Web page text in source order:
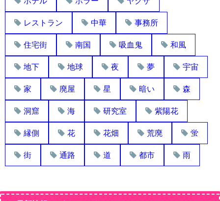
レストラン 中華 事務所
住宅街 南国 吸血鬼 和風
地下 地球 夜 夢 宇宙
家 廃屋 星 暗い 森
洞窟 海 研究室 紫陽花
縁側 花 花畑 荒廃 蛍
街 通路 道 都市 雨